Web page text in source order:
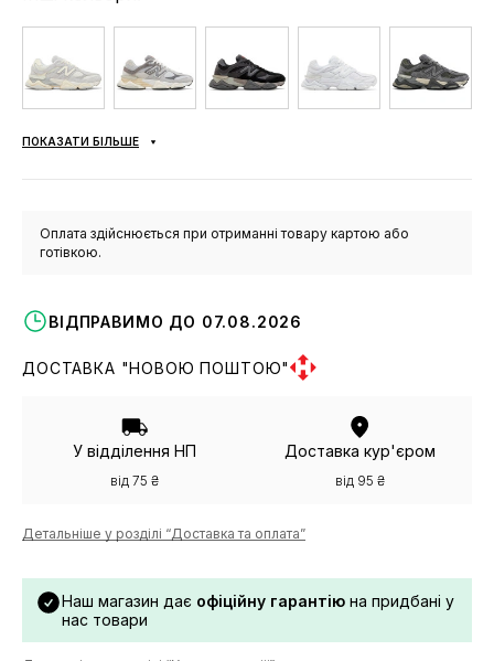
ПОКАЗАТИ БІЛЬШЕ
Оплата здійснюється при отриманні товару картою або
готівкою.
ВІДПРАВИМО ДО 07.08.2026
ДОСТАВКА "НОВОЮ ПОШТОЮ"
У відділення НП
від 75 ₴
Доставка кур'єром
від 95 ₴
Детальніше у розділі “Доставка та оплата”
Наш магазин дає офіційну гарантію на придбані у
нас товари